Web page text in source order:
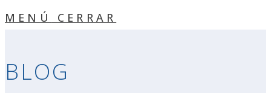
MENÚ CERRAR
BLOG